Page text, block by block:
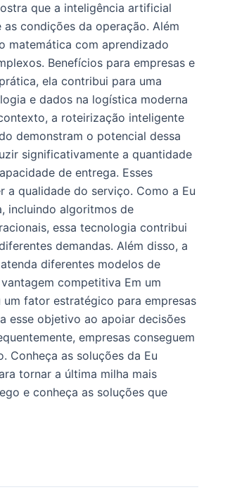
que a inteligência artificial
condições da operação. Além
matemática com aprendizado
Benefícios para empresas e
ela contribui para uma
e dados na logística moderna
a roteirização inteligente
demonstram o potencial dessa
significativamente a quantidade
de entrega. Esses
qualidade do serviço. Como a Eu
incluindo algoritmos de
essa tecnologia contribui
demandas. Além disso, a
diferentes modelos de
competitiva Em um
fator estratégico para empresas
esse objetivo ao apoiar decisões
empresas conseguem
Conheça as soluções da Eu
tornar a última milha mais
e conheça as soluções que